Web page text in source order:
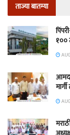
ताज्या बातम्या
१००